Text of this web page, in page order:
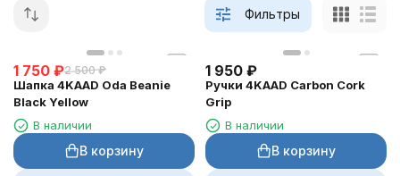
Фильтры
1 750 ₽2 500 ₽
Шапка 4KAAD Oda Beanie
Black Yellow
В наличии
В корзину
1 950 ₽
Ручки 4KAAD Carbon Cork
Grip
В наличии
В корзину